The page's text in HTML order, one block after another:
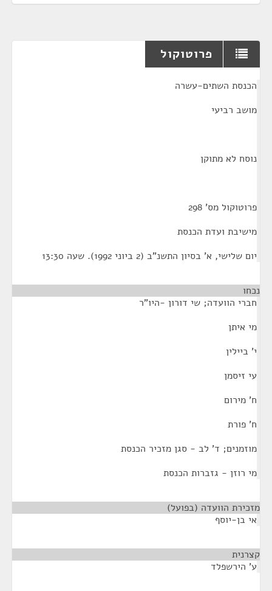
פרוטוקול
הכנסת השתים-עשרה
מושב רביעי
נוסח לא מתוקן
פרוטוקול מס' 298
מישיבת ועדת הכנסת
יום שלישי, א' בסיון התשנ"ב (2 ביוני 1992). שעה 13:30
נכחו
חברי הוועדה; שי דורון -היו"ר
מי איתן
י' ביילין
עי זיסמן
ח' מירום
ח' פורת
מוזמנים; ד' לב - סגן מזכיר הכנסת
מי רוזן - גזברות הכנסת
מזכירת הוועדה (בפועל)
אי בן-יוסף
קצרנית
ע' הירשפלד